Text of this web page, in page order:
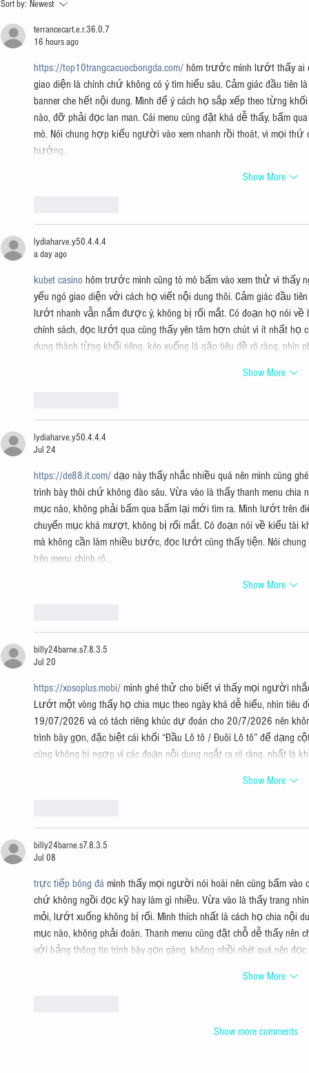
Sort by: Newest
terrancecart.e.r.36.0.7
16 hours ago
https://top10trangcacuocbongda.com/ hôm trước mình lướt thấy ai
giao diện là chính chứ không có ý tìm hiểu sâu. Cảm giác đầu tiên
banner che hết nội dung. Mình để ý cách họ sắp xếp theo từng
nào, đỡ phải đọc lan man. Cái menu cũng đặt khá dễ thấy, bấm
mò. Nói chung hợp kiểu người vào xem nhanh rồi thoát, vì mọi
hướng…
Show More
lydiaharve.y50.4.4.4
a day ago
kubet casino hôm trước mình cũng tò mò bấm vào xem thử vì
yếu ngó giao diện với cách họ viết nội dung thôi. Cảm giác đầu
lướt nhanh vẫn nắm được ý, không bị rối mắt. Có đoạn họ nói
chính sách, đọc lướt qua cũng thấy yên tâm hơn chút vì ít nhất họ
dung thành từng khối riêng, kéo xuống là gặp tiêu đề rõ ràng,
Show More
lydiaharve.y50.4.4.4
Jul 24
https://de88.it.com/ dạo này thấy nhắc nhiều quá nên mình cũng
trình bày thôi chứ không đào sâu. Vừa vào là thấy thanh menu
mục nào, không phải bấm qua bấm lại mới tìm ra. Mình lướt trên
chuyển mục khá mượt, không bị rối mắt. Có đoạn nói về kiểu tài
mà không cần làm nhiều bước, đọc lướt cũng thấy tiện. Nói
trên menu chính rõ…
Show More
billy24barne.s7.8.3.5
Jul 20
https://xosoplus.mobi/ mình ghé thử cho biết vì thấy mọi người
Lướt một vòng thấy họ chia mục theo ngày khá dễ hiểu, nhìn tiêu
19/07/2026 và có tách riêng khúc dự đoán cho 20/7/2026 nên
trình bày gọn, đặc biệt cái khối “Đầu Lô tô / Đuôi Lô tô” để dạng
cũng không bị ngợp vì các đoạn nội dung ngắt ra rõ ràng, nhất là
Show More
billy24barne.s7.8.3.5
Jul 08
trực tiếp bóng đá mình thấy mọi người nói hoài nên cũng bấm
chứ không ngồi đọc kỹ hay làm gì nhiều. Vừa vào là thấy trang
mỏi, lướt xuống không bị rối. Mình thích nhất là cách họ chia nội
mục nào, không phải đoán. Thanh menu cũng đặt chỗ dễ thấy nên
với bảng thông tin trình bày gọn gàng, không nhồi nhét quá nên
Show More
Show more comments